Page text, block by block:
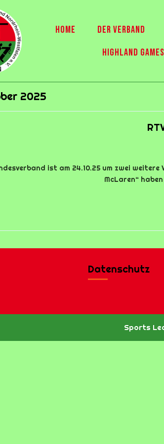
HOME DER VERBAND
HIGHLAND GAMES
2025
ist am 24.10.25 um zwei
McLaren“
Datenschutz
Sports